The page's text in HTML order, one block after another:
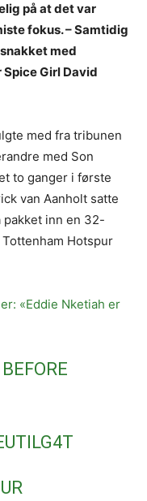
på at det var
fokus. – Samtidig
med
Girl David
med fra tribunen
med Son
to ganger i første
van Aanholt satte
pakket inn en 32-
Hotspur
«Eddie Nketiah er